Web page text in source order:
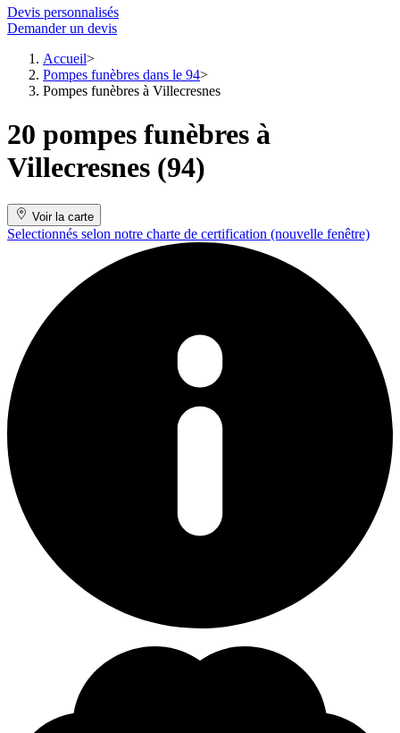
Devis personnalisés
Demander un devis
Accueil
Pompes funèbres dans le 94
Pompes funèbres à Villecresnes
20 pompes funèbres à
Villecresnes (94)
Voir la carte
Selectionnés selon notre charte de certification (nouvelle fenêtre)